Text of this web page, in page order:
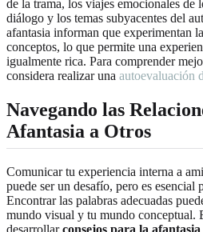
de la trama, los viajes emocionales de
diálogo y los temas subyacentes del
afantasia informan que experimentan
conceptos, lo que permite una
igualmente rica. Para comprender
considera realizar una autoevaluación
Navegando las
Afantasia a Otros
Comunicar tu experiencia interna a
puede ser un desafío, pero es esencial
Encontrar las palabras adecuadas
mundo visual y tu mundo conceptual.
desarrollarconsejos para la afantasia